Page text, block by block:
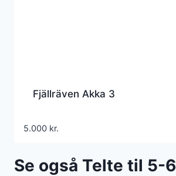
Fjällräven Akka 3
5.000 kr.
Se også Telte til 5-6